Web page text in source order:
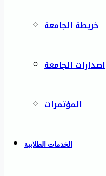
خريطة الجامعة
اصدارات الجامعة
المؤتمرات
الخدمات الطلابية